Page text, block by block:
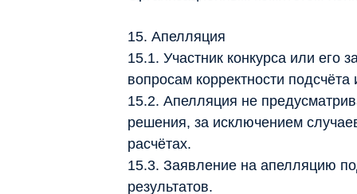
15. Апелляция
15.1. Участник конкурса или его
вопросам корректности
15.2. Апелляция не
решения, за исключением
расчётах.
15.3. Заявление на апелляцию
результатов.